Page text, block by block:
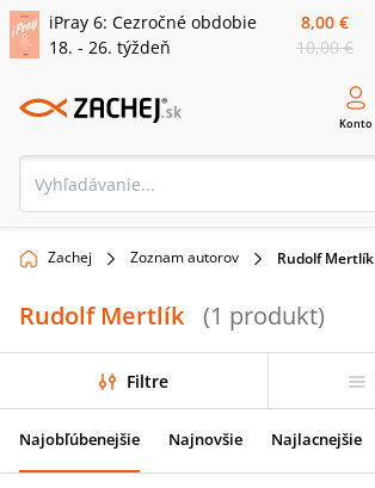
iPray 6: Cezročné obdobie
18. - 26. týždeň
8,00 €
10,00 €
Konto
Zachej Zoznam autorov Rudolf Mertlík
Rudolf Mertlík (1 produkt)
Filtre
Najobľúbenejšie Najnovšie Najlacnejšie